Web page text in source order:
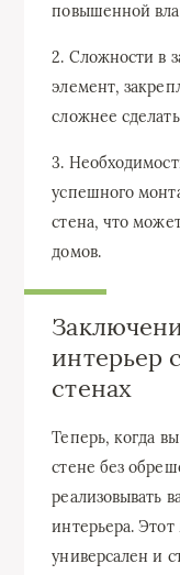
повышенной
2. Сложности в
элемент,
сложнее
3.
успешного
стена, что
домов.
интерьер
стенах
Теперь, когда
стене без
реализовывать
интерьера.
универсален и